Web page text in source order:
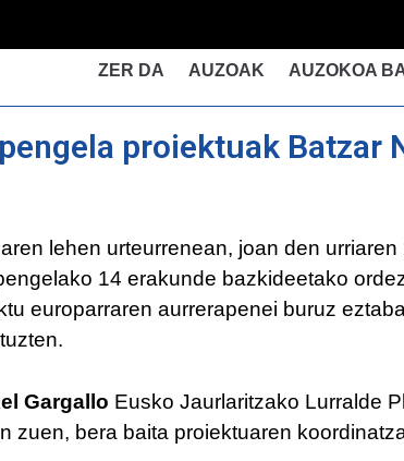
ZER DA AUZOAK AUZOKOA
proiektuak Batzar
lehen urteurrenean, joan den
14 erakunde bazkideetako
europarraren aurrerapenei buruz
Gargallo Eusko Jaurlaritzako Lurralde
zuen, bera baita proiektuaren